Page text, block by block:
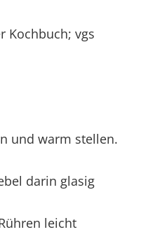
Kochbuch; vgs
und warm stellen.
darin glasig
leicht